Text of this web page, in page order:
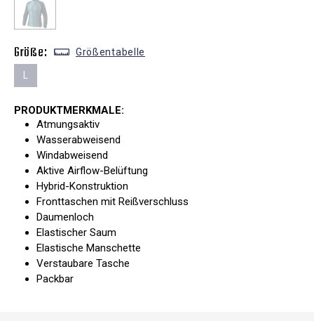
Größe: Größentabelle
L
PRODUKTMERKMALE:
Atmungsaktiv
Wasserabweisend
Windabweisend
Aktive Airflow-Belüftung
Hybrid-Konstruktion
Fronttaschen mit Reißverschluss
Daumenloch
Elastischer Saum
Elastische Manschette
Verstaubare Tasche
Packbar